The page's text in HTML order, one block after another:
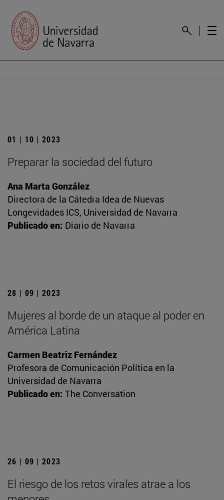
01 | 10 | 2023
Preparar la sociedad del futuro
Ana Marta González
Directora de la Cátedra Idea de Nuevas
Longevidades ICS, Universidad de Navarra
Publicado en: Diario de Navarra
28 | 09 | 2023
Mujeres al borde de un ataque al poder en
América Latina
Carmen Beatriz Fernández
Profesora de Comunicación Política en la
Universidad de Navarra
Publicado en: The Conversation
26 | 09 | 2023
El riesgo de los retos virales atrae a los